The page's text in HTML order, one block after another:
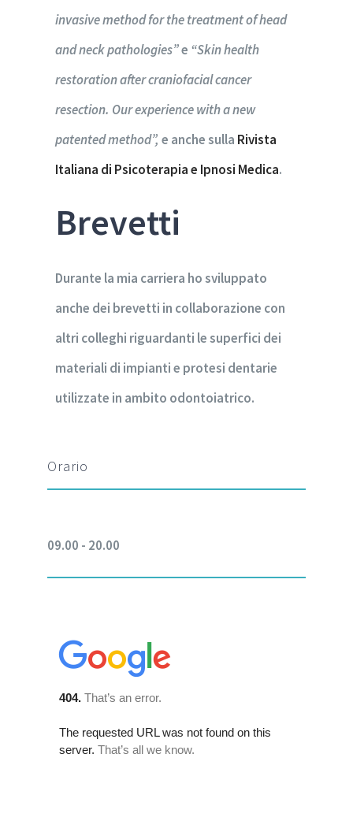
invasive method for the treatment of head
and neck pathologies”e “Skin health
restoration after craniofacial cancer
resection. Our experience with a new
patented method”, e anche sulla Rivista
Italiana di Psicoterapia e Ipnosi Medica.
Brevetti
Durante la mia carriera ho sviluppato
anche dei brevetti in collaborazione con
altri colleghi riguardanti le superfici dei
materiali di impianti e protesi dentarie
utilizzate in ambito odontoiatrico.
Orario
09.00 - 20.00